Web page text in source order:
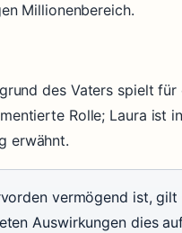
Millionenbereich.
des Vaters spielt für
Rolle; Laura ist
erwähnt.
vermögend ist, gilt
Auswirkungen dies